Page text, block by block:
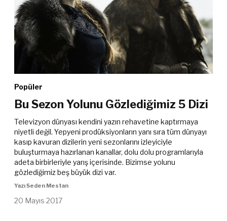
Popüler
Bu Sezon Yolunu Gözlediğimiz 5 Dizi
Televizyon dünyası kendini yazın rehavetine kaptırmaya
niyetli değil. Yepyeni prodüksiyonların yanı sıra tüm dünyayı
kasıp kavuran dizilerin yeni sezonlarını izleyiciyle
buluşturmaya hazırlanan kanallar, dolu dolu programlarıyla
adeta birbirleriyle yarış içerisinde. Bizimse yolunu
gözlediğimiz beş büyük dizi var.
Yazı Seden Mestan
20 Mayıs 2017